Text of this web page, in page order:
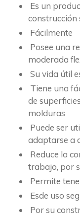
Es un
construcción
Fácilmente
Posee una
moderada
Su vida útil
Tiene una
de
molduras
Puede ser
adaptarse a
Reduce la
trabajo, por
Permite
Esde uso
Por su